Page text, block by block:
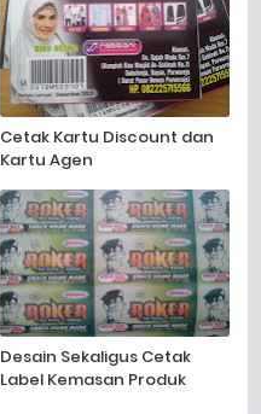
Cetak Kartu Discount dan
Kartu Agen
Desain Sekaligus Cetak
Label Kemasan Produk